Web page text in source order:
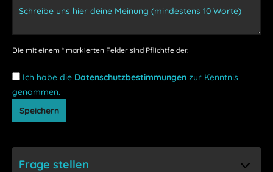
Die mit einem * markierten Felder sind Pflichtfelder.
Ich habe die Datenschutzbestimmungen zur Kenntnis
genommen.
Speichern
Frage stellen